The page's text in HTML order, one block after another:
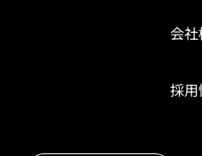
会
採